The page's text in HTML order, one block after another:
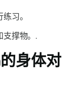
习。
支撑物。.
的身体对